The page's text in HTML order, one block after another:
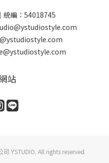
統編：54018745
站
YSTUDIO. All rights reserved.